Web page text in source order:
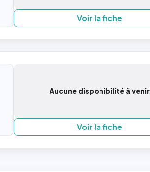
Voir la fiche
Aucune disponibilité à venir
Voir la fiche